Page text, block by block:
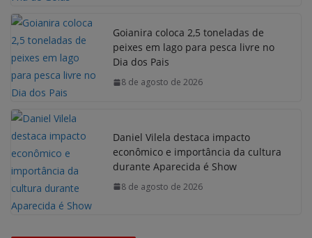
Goianira coloca 2,5 toneladas de
peixes em lago para pesca livre no
Dia dos Pais
8 de agosto de 2026
Daniel Vilela destaca impacto
econômico e importância da cultura
durante Aparecida é Show
8 de agosto de 2026